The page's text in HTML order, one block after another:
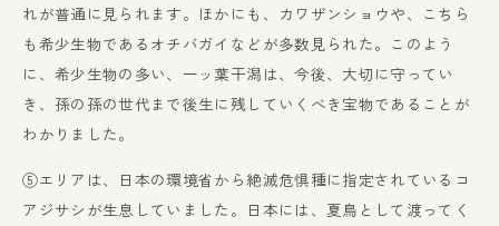
れが普通に見られます。ほかにも、カワザンショウや、こちら
も希少生物であるオチバガイなどが多数見られた。このよう
に、希少生物の多い、一ッ葉干潟は、今後、大切に守ってい
き、孫の孫の世代まで後生に残していくべき宝物であることが
わかりました。
⑤エリアは、日本の環境省から絶滅危惧種に指定されているコ
アジサシが生息していました。日本には、夏鳥として渡ってく